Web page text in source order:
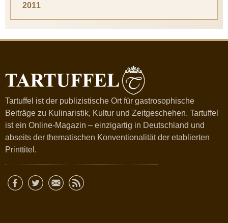
2011
Tartuffel ist der publizistische Ort für gastrosophische
Beiträge zu Kulinaristik, Kultur und Zeitgeschehen. Tartuffel
ist ein Online-Magazin – einzigartig in Deutschland und
abseits der thematischen Konventionalität der etablierten
Printtitel.